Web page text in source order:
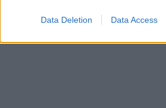
Data Deletion Data Access